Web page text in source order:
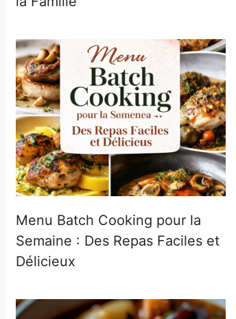
Menu Batch Cooking pour la
Semaine : Des Repas Faciles et
Délicieux